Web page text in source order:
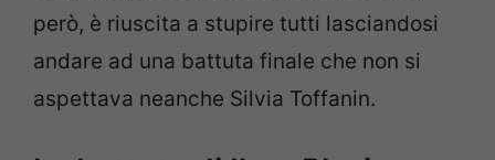
però, è riuscita a stupire tutti lasciandosi
andare ad una battuta finale che non si
aspettava neanche Silvia Toffanin.